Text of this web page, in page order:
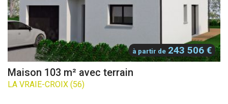
à partir de 243 506 €
Maison 103 m² avec terrain
LA VRAIE-CROIX (56)